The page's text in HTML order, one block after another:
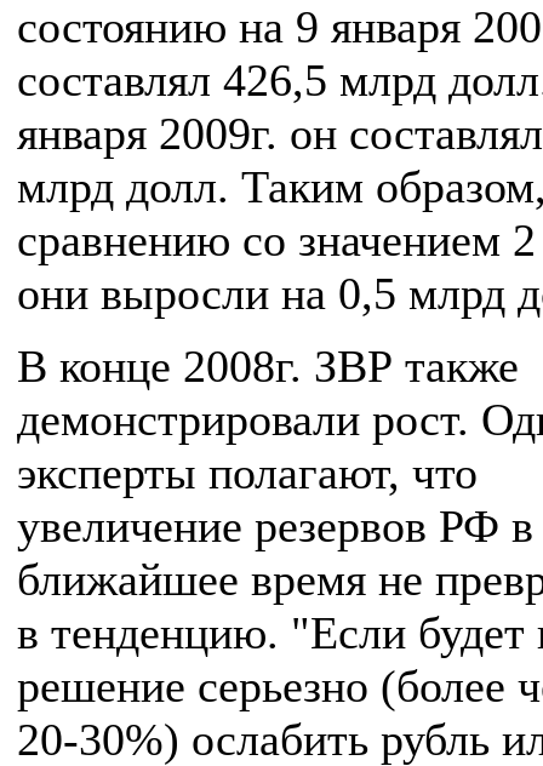
состоянию на 9 января
составлял 426,5 млрд
января 2009г. он
млрд долл. Таким
сравнению со значением 2
они выросли на 0,5 млрд
В конце 2008г. ЗВР также
демонстрировали рост.
эксперты полагают, что
увеличение резервов РФ в
ближайшее время не
в тенденцию. "Если будет
решение серьезно (более
20-30%) ослабить рубль